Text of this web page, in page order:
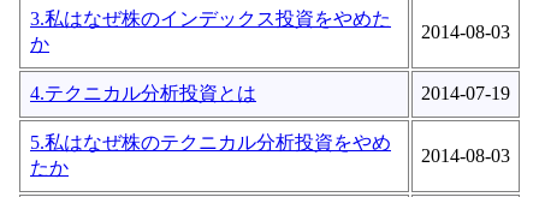
3.私はなぜ株のインデックス投資をやめた
か
2014-08-03
4.テクニカル分析投資とは 2014-07-19
5.私はなぜ株のテクニカル分析投資をやめ
たか
2014-08-03